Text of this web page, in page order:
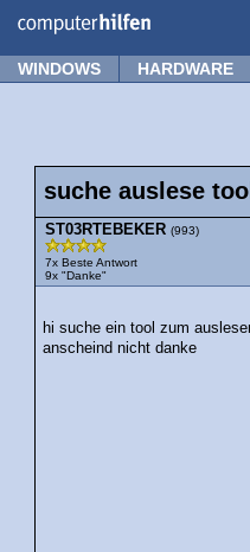
WINDOWS HARDWARE
suche auslese
ST03RTEBEKER (993)
7x Beste Antwort
9x "Danke"
hi suche ein tool zum
anscheind nicht danke